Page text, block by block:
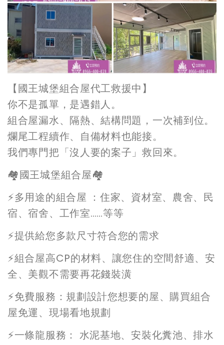
【國王城堡組合屋代工救援中】
你不是孤單，是遇錯人。
組合屋漏水、隔熱、結構問題，一次補到位。
爛尾工程續作、自備材料也能接。
我們專門把「沒人要的案子」救回來。
🏘️國王城堡組合屋🏘️
⚡️多用途的組合屋 ：住家、資材室、農舍、民
宿、宿舍、工作室……等等
⚡️提供給您多款尺寸符合您的需求
⚡️組合屋高CP的材料、讓您住的空間舒適、安
全、美觀不需要再花錢裝潢
⚡️免費服務：規劃設計您想要的屋、購買組合
屋免運、現場看地規劃
⚡️一條龍服務： 水泥基地、安裝化糞池、排水